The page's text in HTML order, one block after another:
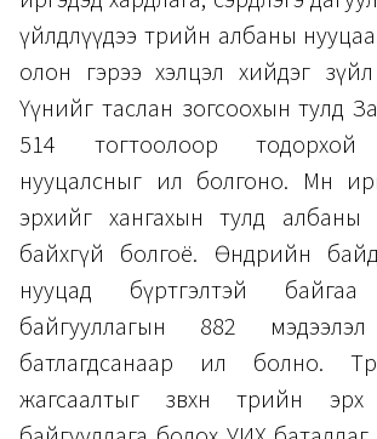
үйлдлүүдээ төрийн албаны
олон гэрээ хэлцэл хийдэг
Үүнийг таслан зогсоохын тулд
514 тогтоолоор тодорхой
нууцалсныг ил болгоно. Мөн
эрхийг хангахын тулд албаны
байхгүй болгоё. Өнөөдрийн
нууцад бүртгэлтэй
байгууллагын 882
батлагдсанаар ил болно.
жагсаалтыг зөвхөн төрийн